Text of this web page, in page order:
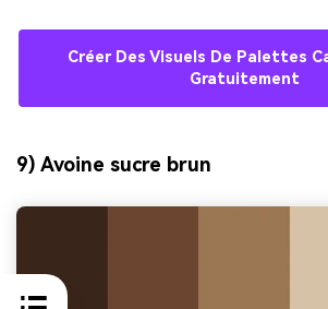
Créer Des Visuels De Palettes
Gratuitement
9) Avoine sucre brun